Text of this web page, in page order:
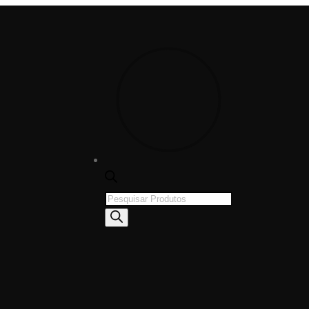
Products
search